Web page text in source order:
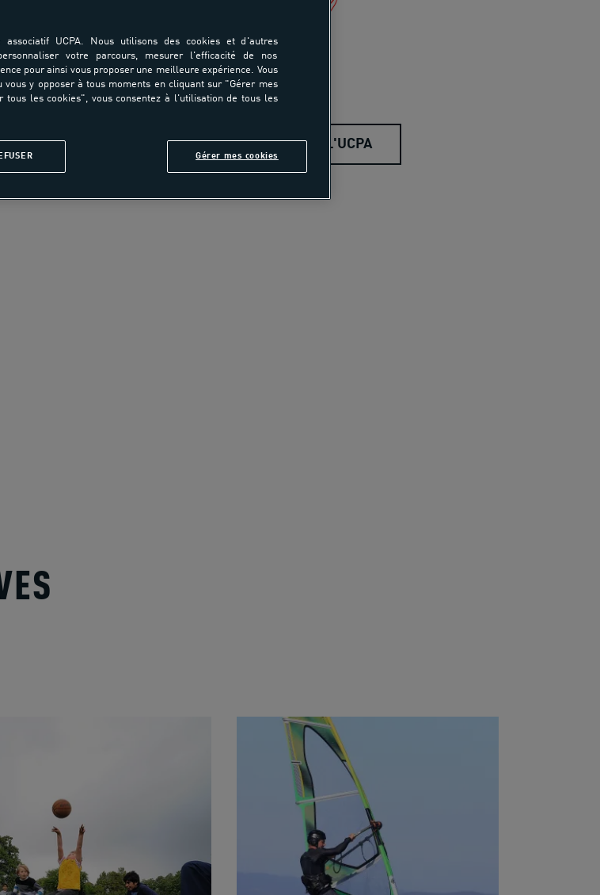
DÉCOUVRIR L'UCPA
UCPA. Nous utilisons des cookies et d'autres
votre parcours, mesurer l'efficacité de nos
pour ainsi vous proposer une meilleure expérience. Vous
vous y opposer à tous moments en cliquant sur "Gérer mes
tous les cookies", vous consentez à l'utilisation de tous les
Gérer mes cookies